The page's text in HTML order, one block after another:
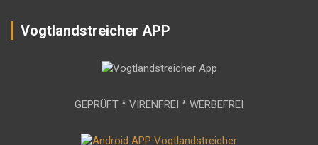
Vogtlandstreicher APP
GEPRÜFT * VIRENFREI * WERBEFREI